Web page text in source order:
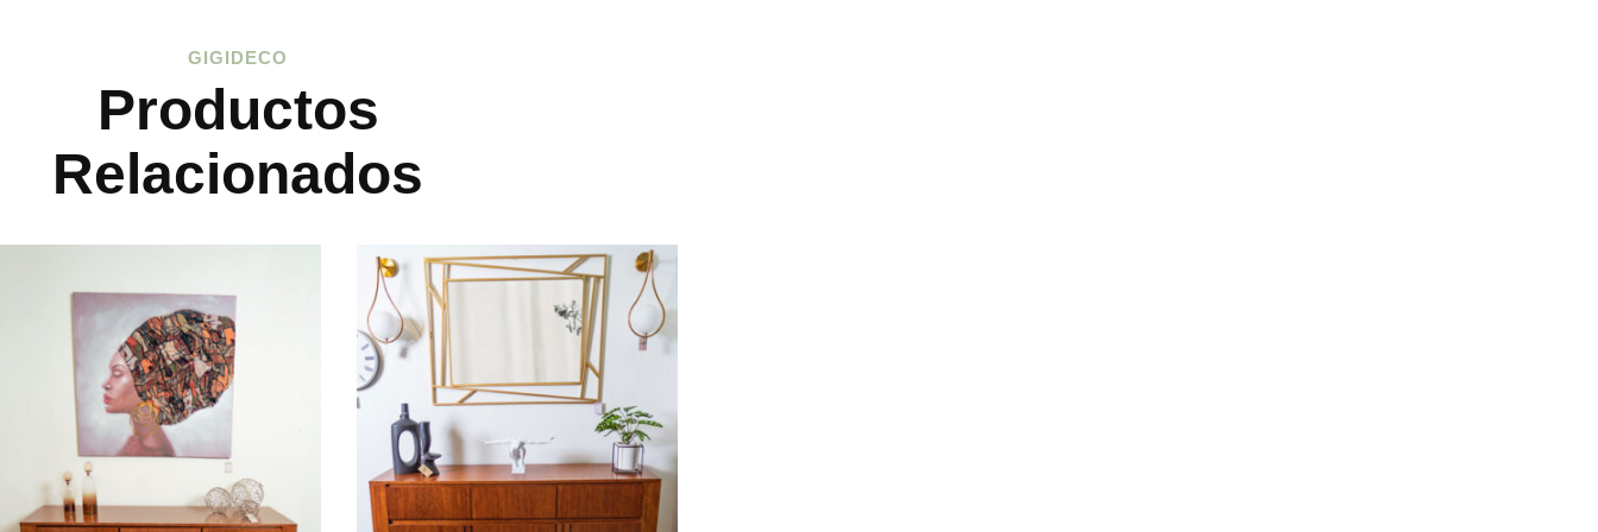
GIGIDECO
Productos
Relacionados